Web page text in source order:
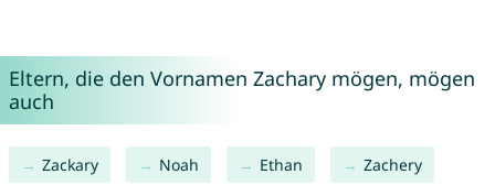
Eltern, die den Vornamen Zachary mögen, mögen
auch
Zackary Noah Ethan Zachery